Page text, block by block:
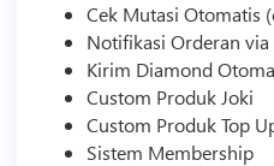
Cek Mutasi Otomatis
Notifikasi Orderan via
Kirim Diamond
Custom Produk Joki
Custom Produk Top
Sistem Membership